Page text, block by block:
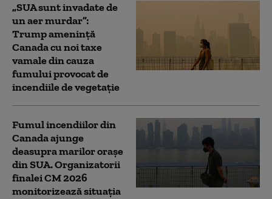
„SUA sunt invadate de
un aer murdar”:
Trump amenință
Canada cu noi taxe
vamale din cauza
fumului provocat de
incendiile de vegetație
Fumul incendiilor din
Canada ajunge
deasupra marilor orașe
din SUA. Organizatorii
finalei CM 2026
monitorizează situația